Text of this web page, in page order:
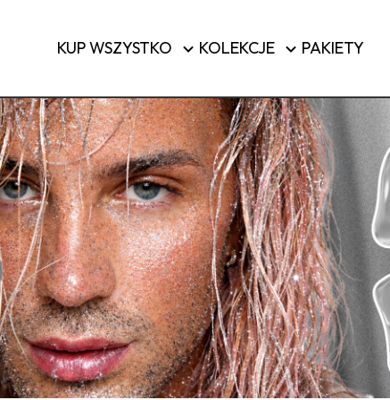
KUP WSZYSTKO KOLEKCJE PAKIETY
Bagaż